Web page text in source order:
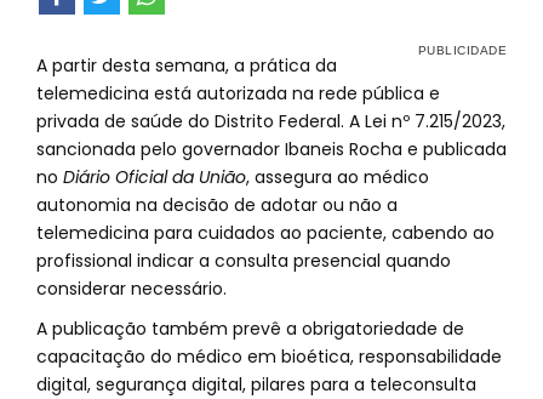
A partir desta semana, a prática da
telemedicina está autorizada na rede pública e
privada de saúde do Distrito Federal. A Lei nº 7.215/2023,
sancionada pelo governador Ibaneis Rocha e publicada
no Diário Oficial da União, assegura ao médico
autonomia na decisão de adotar ou não a
telemedicina para cuidados ao paciente, cabendo ao
profissional indicar a consulta presencial quando
considerar necessário.
A publicação também prevê a obrigatoriedade de
capacitação do médico em bioética, responsabilidade
digital, segurança digital, pilares para a teleconsulta